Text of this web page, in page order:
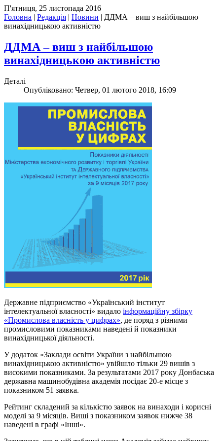
П'ятниця, 25 листопада 2016
Головна | Редакція | Новини | ДДМА – виш з найбільшою
винахідницькою активністю
ДДМА – виш з найбільшою
винахідницькою активністю
Деталі
Опубліковано: Четвер, 01 лютого 2018, 16:09
Державне підприємство «Український інститут
інтелектуальної власності» видало інформаційну збірку
«Промислова власність у цифрах», де поряд з різними
промисловими показниками наведені й показники
винахідницької діяльності.
У додаток «Заклади освіти України з найбільшою
винахідницькою активністю» увійшло тільки 29 вишів з
високими показниками. За результатами 2017 року Донбаська
державна машинобудівна академія посідає 20-е місце з
показником 51 заявка.
Рейтинг складений за кількістю заявок на винаходи і корисні
моделі за 9 місяців. Виші з показником заявок нижче 38
наведені в графі «Інші».